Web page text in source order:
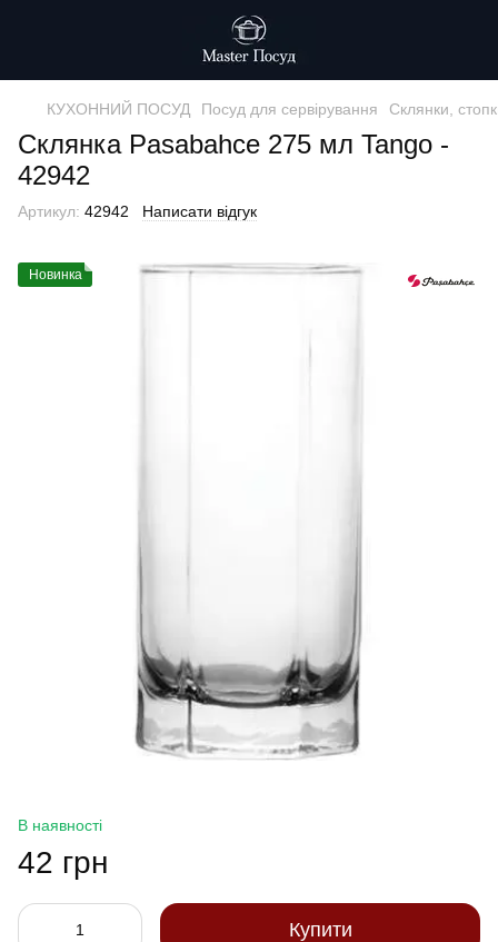
КУХОННИЙ ПОСУД Посуд для сервірування Склянки,
Склянка Pasabahce 275 мл Tango -
42942
Артикул: 42942 Написати відгук
Новинка
В наявності
42 грн
Купити